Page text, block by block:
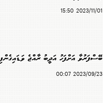
2023/11/01 15:50
ބޭސްފަރުވާ އަށްފަހު އަދީބު ރާއްޖެ ވަޑައިގެންފި
2023/09/23 00:07